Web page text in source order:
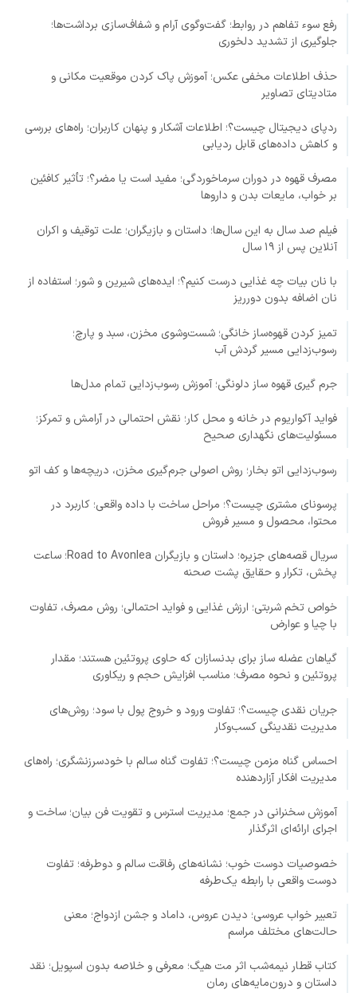
رفع سوء تفاهم در روابط؛ گفت‌وگوی آرام و شفاف‌سازی برداشت‌ها؛
جلوگیری از تشدید دلخوری
حذف اطلاعات مخفی عکس؛ آموزش پاک کردن موقعیت مکانی و
متادیتای تصاویر
ردپای دیجیتال چیست؟؛ اطلاعات آشکار و پنهان کاربران؛ راه‌های بررسی
و کاهش داده‌های قابل ردیابی
مصرف قهوه در دوران سرماخوردگی؛ مفید است یا مضر؟؛ تأثیر کافئین
بر خواب، مایعات بدن و داروها
فیلم صد سال به این سال‌ها؛ داستان و بازیگران؛ علت توقیف و اکران
آنلاین پس از ۱۹ سال
با نان بیات چه غذایی درست کنیم؟؛ ایده‌های شیرین و شور؛ استفاده از
نان اضافه بدون دورریز
تمیز کردن قهوه‌ساز خانگی؛ شست‌وشوی مخزن، سبد و پارچ؛
رسوب‌زدایی مسیر گردش آب
جرم گیری قهوه ساز دلونگی؛ آموزش رسوب‌زدایی تمام مدل‌ها
فواید آکواریوم در خانه و محل کار؛ نقش احتمالی در آرامش و تمرکز؛
مسئولیت‌های نگهداری صحیح
رسوب‌زدایی اتو بخار؛ روش اصولی جرم‌گیری مخزن، دریچه‌ها و کف اتو
پرسونای مشتری چیست؟؛ مراحل ساخت با داده واقعی؛ کاربرد در
محتوا، محصول و مسیر فروش
سریال قصه‌های جزیره؛ داستان و بازیگران Road to Avonlea؛ ساعت
پخش، تکرار و حقایق پشت صحنه
خواص تخم شربتی؛ ارزش غذایی و فواید احتمالی؛ روش مصرف، تفاوت
با چیا و عوارض
گیاهان عضله ساز برای بدنسازان که حاوی پروتئین هستند؛ مقدار
پروتئین و نحوه مصرف؛ مناسب افزایش حجم و ریکاوری
جریان نقدی چیست؟؛ تفاوت ورود و خروج پول با سود؛ روش‌های
مدیریت نقدینگی کسب‌وکار
احساس گناه مزمن چیست؟؛ تفاوت گناه سالم با خودسرزنشگری؛ راه‌های
مدیریت افکار آزاردهنده
آموزش سخنرانی در جمع؛ مدیریت استرس و تقویت فن بیان؛ ساخت و
اجرای ارائه‌ای اثرگذار
خصوصیات دوست خوب؛ نشانه‌های رفاقت سالم و دوطرفه؛ تفاوت
دوست واقعی با رابطه یک‌طرفه
تعبیر خواب عروسی؛ دیدن عروس، داماد و جشن ازدواج؛ معنی
حالت‌های مختلف مراسم
کتاب قطار نیمه‌شب اثر مت هیگ؛ معرفی و خلاصه بدون اسپویل؛ نقد
داستان و درون‌مایه‌های رمان